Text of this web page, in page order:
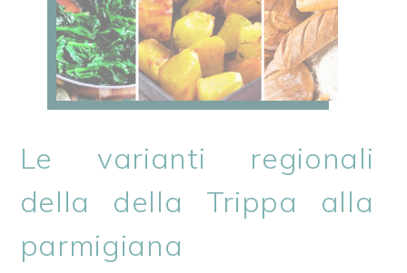
Le varianti regionali
della della Trippa alla
parmigiana